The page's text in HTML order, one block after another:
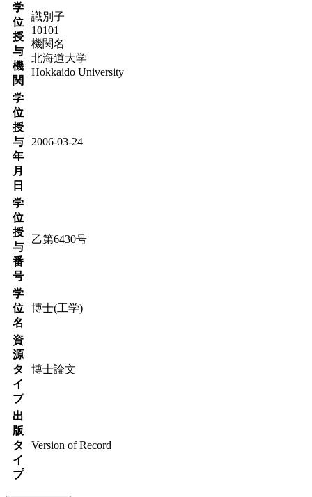
学
位
授
与
機
関
識別子
10101
機関名
北海道大学
Hokkaido University
学
位
授
与
年
月
日
2006-03-24
学
位
授
与
番
号
乙第6430号
学
位
名
博士(工学)
資
源
タ
イ
プ
博士論文
出
版
タ
イ
プ
Version of Record